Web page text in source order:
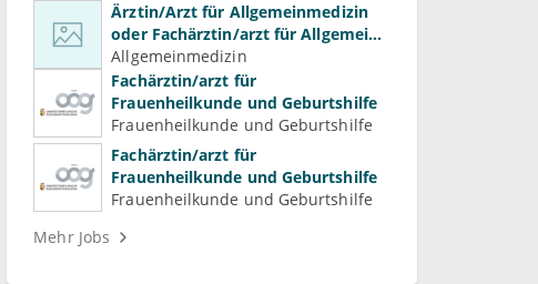
Ärztin/Arzt für Allgemeinmedizin
oder Fachärztin/arzt für Allgemein-
und Familienmedizin für
Psychiatrie und
Psychotherapeutische Medizin
Allgemeinmedizin
Fachärztin/arzt für
Frauenheilkunde und Geburtshilfe
Frauenheilkunde und Geburtshilfe
Fachärztin/arzt für
Frauenheilkunde und Geburtshilfe
Frauenheilkunde und Geburtshilfe
Mehr Jobs